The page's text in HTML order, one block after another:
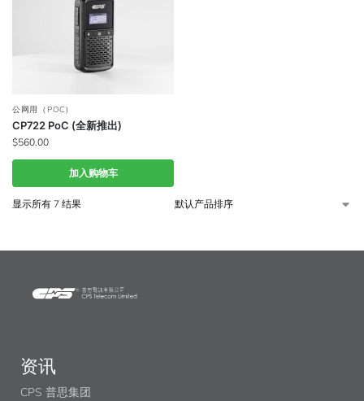
公网用（POC)
CP722 PoC (全新推出)
$560.00
加入购物车
显示所有 7 结果
资讯
CPS 普思集团